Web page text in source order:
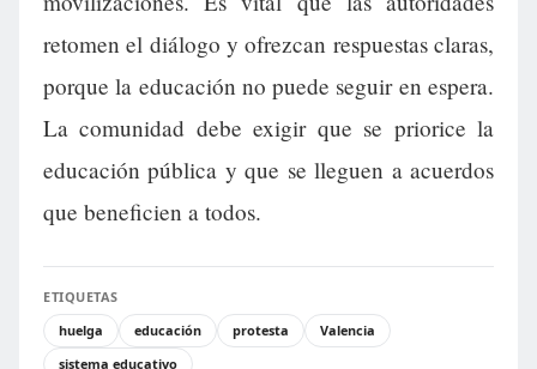
retomen el diálogo y ofrezcan respuestas claras,
porque la educación no puede seguir en espera.
La comunidad debe exigir que se priorice la
educación pública y que se lleguen a acuerdos
que beneficien a todos.
ETIQUETAS
huelga
educación protesta
Valencia
sistema educativo